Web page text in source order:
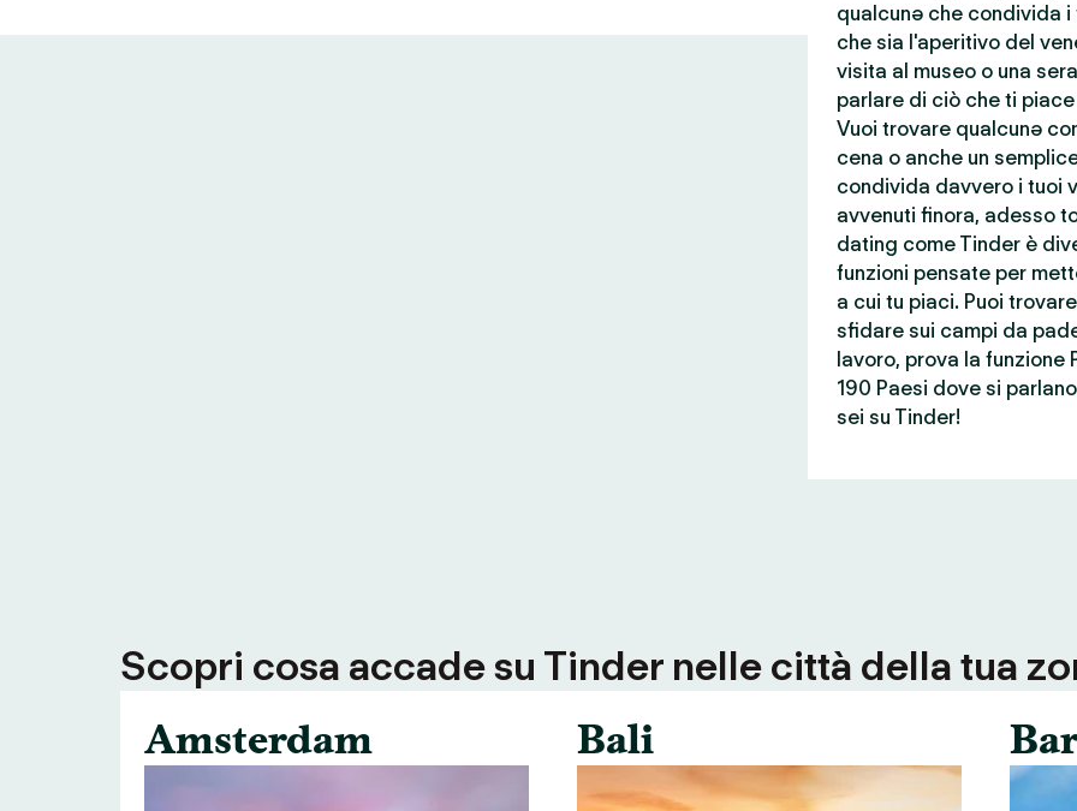
qualcunə che condivida
che sia l'aperitivo del
visita al museo o una
parlare di ciò che ti
Vuoi trovare qualcunə
cena o anche un
condivida davvero i tuoi
avvenuti finora, adesso
dating come Tinder è
funzioni pensate per
a cui tu piaci. Puoi
sfidare sui campi da
lavoro, prova la
190 Paesi dove si
sei su Tinder!
Scopri cosa accade su Tinder nelle città della tua
Amsterdam
Bali